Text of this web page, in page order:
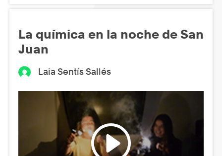
La química en la noche de San
Juan
Laia Sentís Sallés